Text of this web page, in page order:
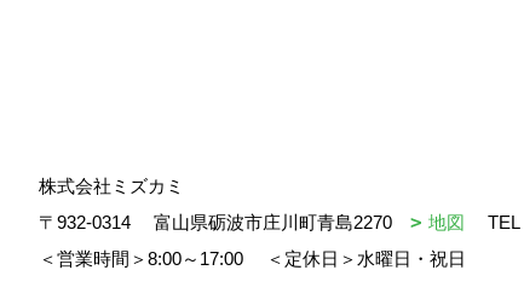
株式会社ミズカミ
〒932-0314
富山県砺波市庄川町青島2270 地図 TEL
＜営業時間＞8:00～17:00
＜定休日＞水曜日・祝日